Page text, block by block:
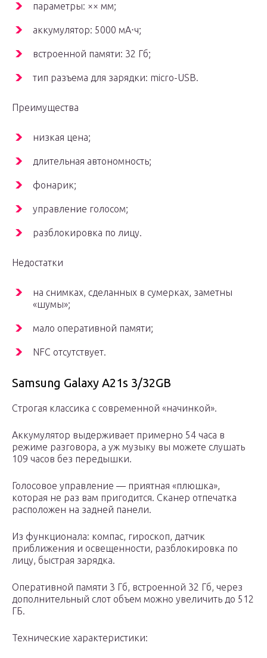
параметры: ×× мм;
аккумулятор: 5000 мА⋅ч;
встроенной памяти: 32 Гб;
тип разъема для зарядки: micro-USB.
Преимущества
низкая цена;
длительная автономность;
фонарик;
управление голосом;
разблокировка по лицу.
Недостатки
на снимках, сделанных в сумерках, заметны
«шумы»;
мало оперативной памяти;
NFC отсутствует.
Samsung Galaxy A21s 3/32GB
Строгая классика с современной «начинкой».
Аккумулятор выдерживает примерно 54 часа в
режиме разговора, а уж музыку вы можете слушать
109 часов без передышки.
Голосовое управление — приятная «плюшка»,
которая не раз вам пригодится. Сканер отпечатка
расположен на задней панели.
Из функционала: компас, гироскоп, датчик
приближения и освещенности, разблокировка по
лицу, быстрая зарядка.
Оперативной памяти 3 Гб, встроенной 32 Гб, через
дополнительный слот объем можно увеличить до 512
ГБ.
Технические характеристики: